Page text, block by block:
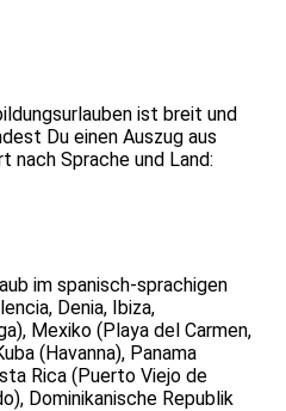
ist breit und
Du einen Auszug aus
nach Sprache und Land:
im spanisch-sprachigen
Denia, Ibiza,
Mexiko (Playa del Carmen,
(Havanna), Panama
Rica (Puerto Viejo de
Dominikanische Republik